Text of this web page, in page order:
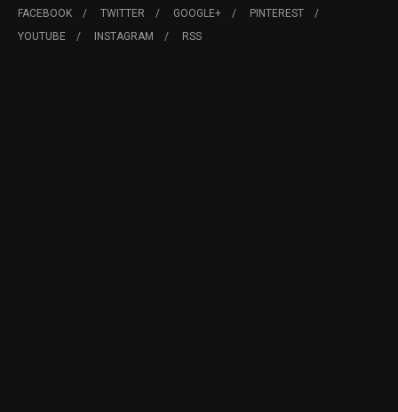
FACEBOOK TWITTER GOOGLE+
PINTEREST
YOUTUBE
INSTAGRAM RSS